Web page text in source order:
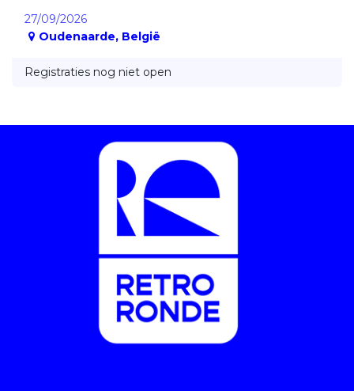
27/09/2026
Oudenaarde, België
Registraties nog niet open